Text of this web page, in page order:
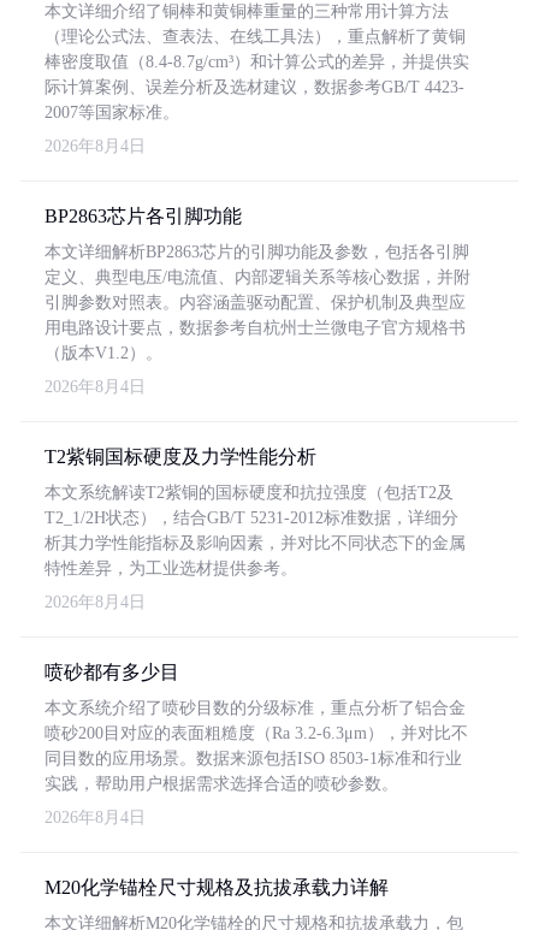
本文详细介绍了铜棒和黄铜棒重量的三种常用计算方法
（理论公式法、查表法、在线工具法），重点解析了黄铜
棒密度取值（8.4-8.7g/cm³）和计算公式的差异，并提供实
际计算案例、误差分析及选材建议，数据参考GB/T 4423-
2007等国家标准。
2026年8月4日
BP2863芯片各引脚功能
本文详细解析BP2863芯片的引脚功能及参数，包括各引脚
定义、典型电压/电流值、内部逻辑关系等核心数据，并附
引脚参数对照表。内容涵盖驱动配置、保护机制及典型应
用电路设计要点，数据参考自杭州士兰微电子官方规格书
（版本V1.2）。
2026年8月4日
T2紫铜国标硬度及力学性能分析
本文系统解读T2紫铜的国标硬度和抗拉强度（包括T2及
T2_1/2H状态），结合GB/T 5231-2012标准数据，详细分
析其力学性能指标及影响因素，并对比不同状态下的金属
特性差异，为工业选材提供参考。
2026年8月4日
喷砂都有多少目
本文系统介绍了喷砂目数的分级标准，重点分析了铝合金
喷砂200目对应的表面粗糙度（Ra 3.2-6.3μm），并对比不
同目数的应用场景。数据来源包括ISO 8503-1标准和行业
实践，帮助用户根据需求选择合适的喷砂参数。
2026年8月4日
M20化学锚栓尺寸规格及抗拔承载力详解
本文详细解析M20化学锚栓的尺寸规格和抗拔承载力，包